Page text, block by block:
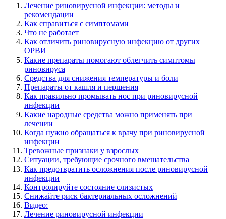
Лечение риновирусной инфекции: методы и
рекомендации
Как справиться с симптомами
Что не работает
Как отличить риновирусную инфекцию от других
ОРВИ
Какие препараты помогают облегчить симптомы
риновируса
Средства для снижения температуры и боли
Препараты от кашля и першения
Как правильно промывать нос при риновирусной
инфекции
Какие народные средства можно применять при
лечении
Когда нужно обращаться к врачу при риновирусной
инфекции
Тревожные признаки у взрослых
Ситуации, требующие срочного вмешательства
Как предотвратить осложнения после риновирусной
инфекции
Контролируйте состояние слизистых
Снижайте риск бактериальных осложнений
Видео:
Лечение риновирусной инфекции